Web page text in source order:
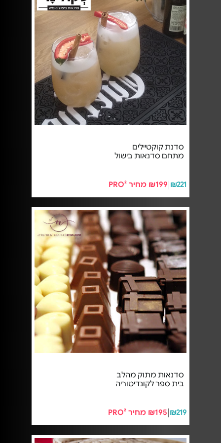
סדנת קוקטיילים
מתחם סדנאות בישול
₪221 ₪199 מחיר PRO²
סדנאות מתוק מהלב
בית ספר לקונדיטוריה
₪219 ₪195 מחיר PRO²